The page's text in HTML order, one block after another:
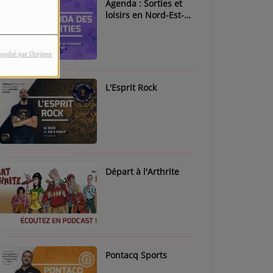
par Orejime
Agenda : Sorties et
loisirs en Nord-Est-
L'Esprit Rock
Départ à l'Arthrite
Pontacq Sports